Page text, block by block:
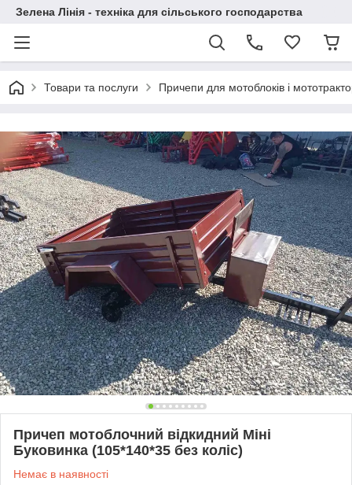
Зелена Лінія - техніка для сільського господарства
Товари та послуги Причепи для мотоблоків і
Причеп мотоблочний відкидний Міні
Буковинка (105*140*35 без коліс)
Немає в наявності